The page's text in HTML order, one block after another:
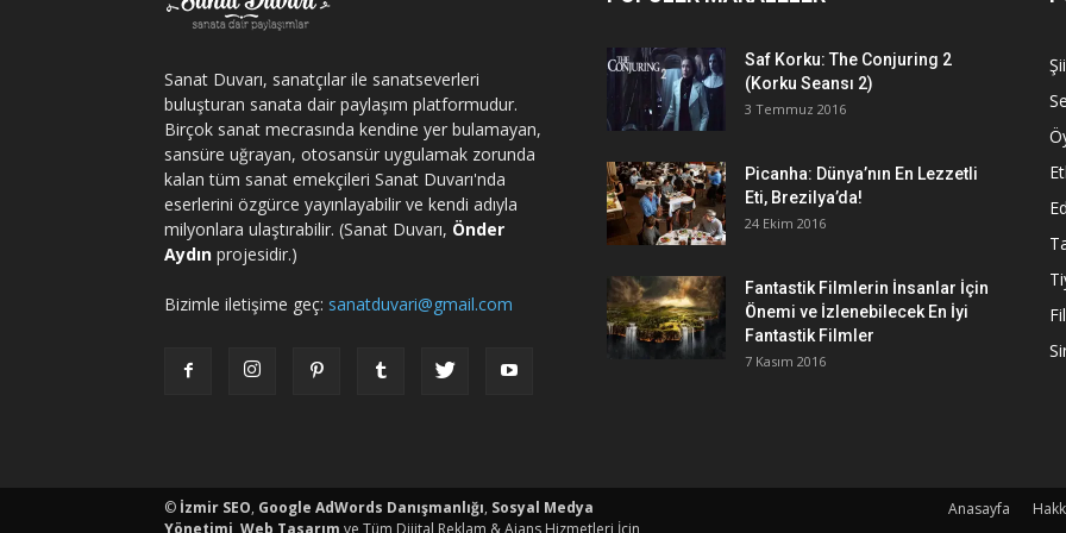
Sanat Duvarı, sanatçılar ile sanatseverleri
buluşturan sanata dair paylaşım platformudur.
Birçok sanat mecrasında kendine yer bulamayan,
sansüre uğrayan, otosansür uygulamak zorunda
kalan tüm sanat emekçileri Sanat Duvarı'nda
eserlerini özgürce yayınlayabilir ve kendi adıyla
milyonlara ulaştırabilir. (Sanat Duvarı, Önder
Aydın projesidir.)
Bizimle iletişime geç: sanatduvari@gmail.com
Saf Korku: The Conjuring 2
(Korku Seansı 2)
3 Temmuz 2016
Picanha: Dünya’nın En Lezzetli
Eti, Brezilya’da!
24 Ekim 2016
Fantastik Filmlerin İnsanlar İçin
Önemi ve İzlenebilecek En İyi
Fantastik Filmler
7 Kasım 2016
Anasayfa
porno
© İzmir SEO, Google AdWords Danışmanlığı, Sosyal Medya
Yönetimi Web Tasarım ve Tüm Dijital Reklam & Ajans Hizmetleri İçin